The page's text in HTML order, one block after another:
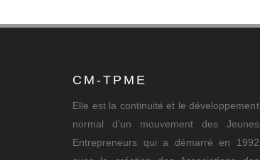
CM-TPME
Elle est la continuité et le développement
normal d’un mouvement des Jeunes
Entrepreneurs qui a démarré en 1992